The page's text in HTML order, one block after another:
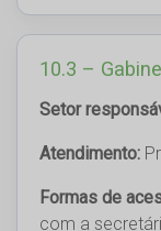
10.3 –
Setor
Atendimento:
Formas de
com a